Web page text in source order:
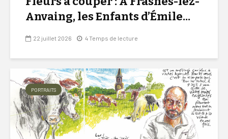
Anvaing, les Enfants d’Émile...
22 juillet 2026 4 Temps de lecture
PORTRAITS